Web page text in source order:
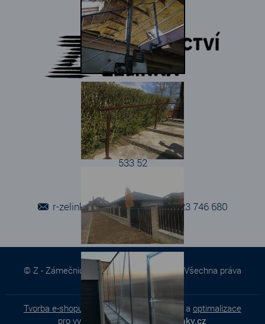
Adresa provozovny
Areál Fáblovka
Fáblovka 402
533 52
r-zelinka@volny.cz +420 723 746 680
© Z - Zámečnictví a výroba Zelinka 2026. Všechna práva
vyhrazena.
Tvorba e-shopu tvorba webových stráneka optimalizace
pro vyhledávače -www.webstranky.cz